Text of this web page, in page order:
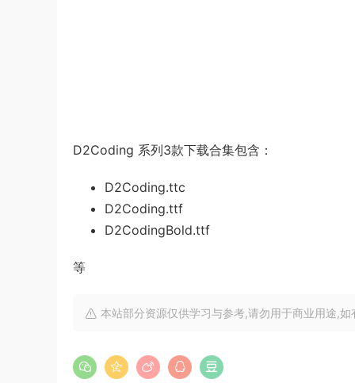
D2Coding 系列3款下载合集包含：
D2Coding.ttc
D2Coding.ttf
D2CodingBold.ttf
等
本站部分资源仅供学习与参考,请勿用于商业用途,